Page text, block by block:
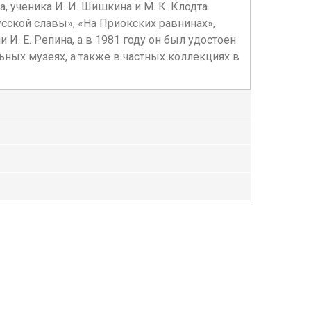
ученика И. И. Шишкина и М. К. Клодта.
славы», «На Приокских равнинах»,
Е. Репина, а в 1981 году он был удостоен
музеях, а также в частных коллекциях в